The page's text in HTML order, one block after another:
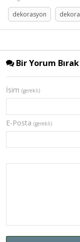
dekorasyon
Bir Yorum Bırak
İsim (gerekli)
E-Posta (gerekli)